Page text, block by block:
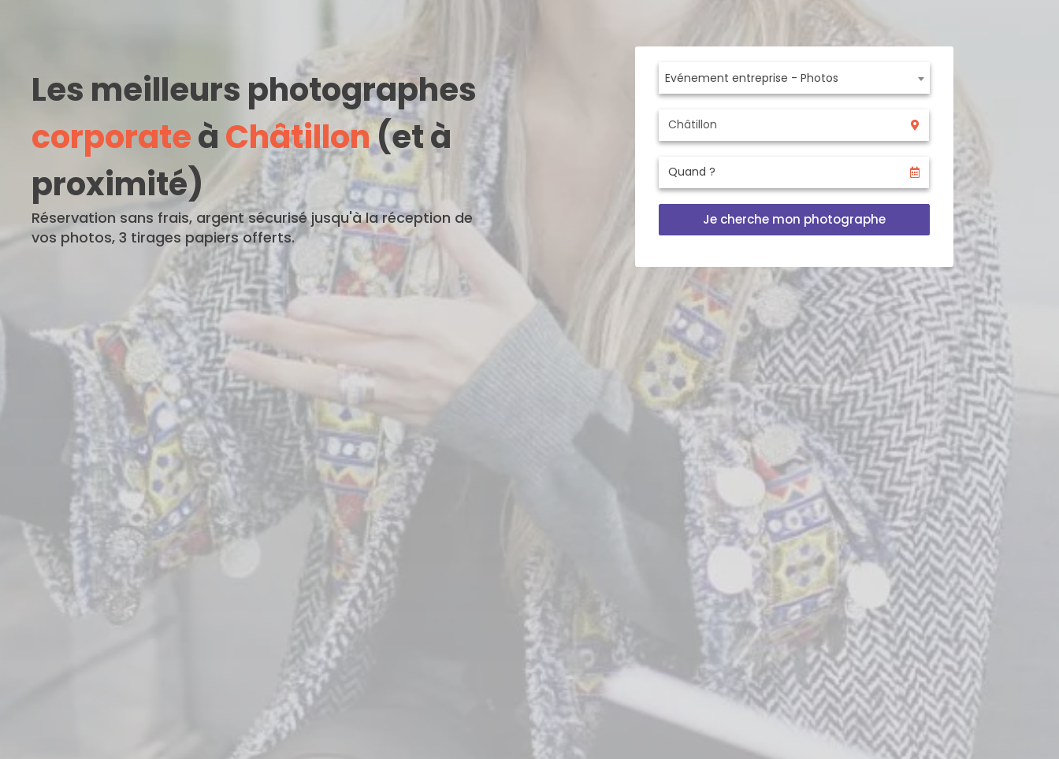
Les meilleurs photographes
corporateàChâtillon(et à
proximité)
Réservation sans frais, argent sécurisé jusqu'à la réception de
vos photos, 3 tirages papiers offerts.
Evénement entreprise - Photos
Je cherche mon photographe